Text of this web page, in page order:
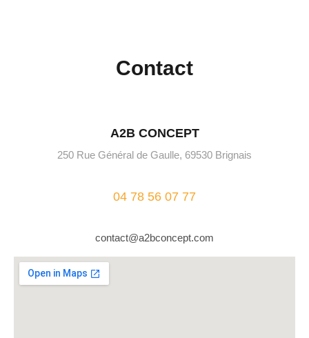
Contact
A2B CONCEPT
250 Rue Général de Gaulle, 69530 Brignais
04 78 56 07 77
contact@a2bconcept.com